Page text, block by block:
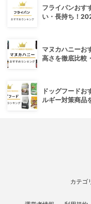
フライパンおす
い・長持ち！
マヌカハニーお
高さを徹底比較
ドッグフード
ルギー対策商品
カテゴ